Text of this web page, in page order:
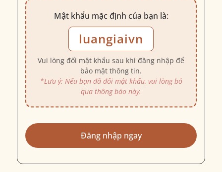
Mật khẩu mặc định của bạn là:
luangiaivn
Vui lòng đổi mật khẩu sau khi đăng nhập để
bảo mật thông tin.
*Lưu ý: Nếu bạn đã đổi mật khẩu, vui lòng bỏ
qua thông báo này.
Đăng nhập ngay